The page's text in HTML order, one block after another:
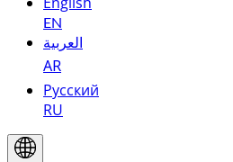
EN
العربية
AR
Русский
RU